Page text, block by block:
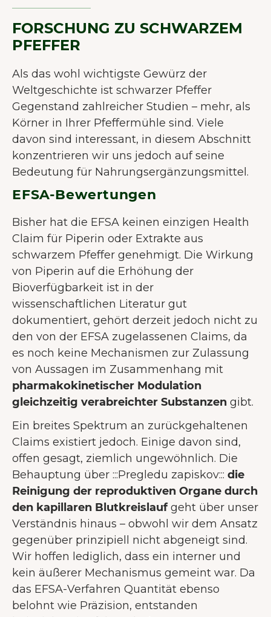
FORSCHUNG ZU SCHWARZEM
PFEFFER
Als das wohl wichtigste Gewürz der
Weltgeschichte ist schwarzer Pfeffer
Gegenstand zahlreicher Studien – mehr, als
Körner in Ihrer Pfeffermühle sind. Viele
davon sind interessant, in diesem Abschnitt
konzentrieren wir uns jedoch auf seine
Bedeutung für Nahrungsergänzungsmittel.
EFSA-Bewertungen
Bisher hat die EFSA keinen einzigen Health
Claim für Piperin oder Extrakte aus
schwarzem Pfeffer genehmigt. Die Wirkung
von Piperin auf die Erhöhung der
Bioverfügbarkeit ist in der
wissenschaftlichen Literatur gut
dokumentiert, gehört derzeit jedoch nicht zu
den von der EFSA zugelassenen Claims, da
es noch keine Mechanismen zur Zulassung
von Aussagen im Zusammenhang mit
pharmakokinetischer Modulation
gleichzeitig verabreichter Substanzen gibt.
Ein breites Spektrum an zurückgehaltenen
Claims existiert jedoch. Einige davon sind,
offen gesagt, ziemlich ungewöhnlich. Die
Behauptung über :::Pregledu zapiskov::: die
Reinigung der reproduktiven Organe durch
den kapillaren Blutkreislaufgeht über unser
Verständnis hinaus – obwohl wir dem Ansatz
gegenüber prinzipiell nicht abgeneigt sind.
Wir hoffen lediglich, dass ein interner und
kein äußerer Mechanismus gemeint war. Da
das EFSA-Verfahren Quantität ebenso
belohnt wie Präzision, entstanden